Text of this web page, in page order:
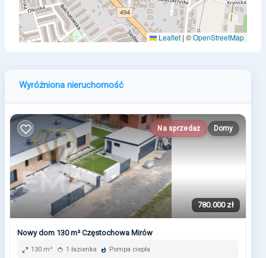
Leaflet | ©OpenStreetMap
Wyróżniona nieruchomość
Na sprzedaż Domy
780.000 zł
Nowy dom 130 m² Częstochowa Mirów
130 m² 1 łazienka Pompa ciepła